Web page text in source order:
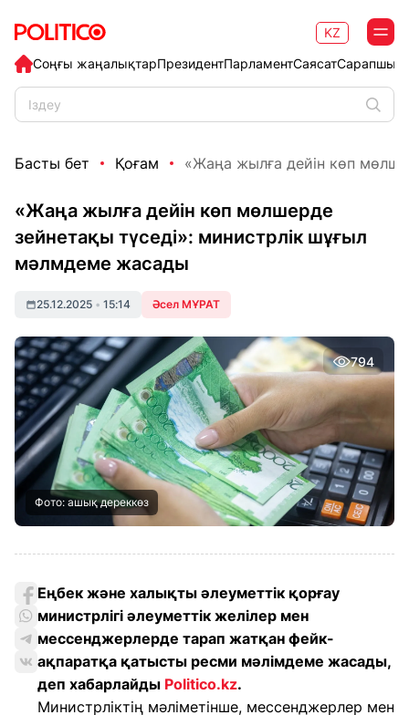
Соңғы жаңалықтарПрезидентПарламентСаясат
KZ
Басты бет Қоғам «Жаңа жылға дейін көп
«Жаңа жылға дейін көп мөлшерде
зейнетақы түседі»: министрлік шұғыл
мәлмдеме жасады
25.12.2025 • 15:14 Әсел МҰРАТ
794
Фото: ашық дереккөз
Еңбек және халықты әлеуметтік қорғау
министрлігі әлеуметтік желілер мен
мессенджерлерде тарап жатқан фейк-
ақпаратқа қатысты ресми мәлімдеме жасады,
деп хабарлайды Politico.kz.
Министрліктің мәліметінше, мессенджерлер мен